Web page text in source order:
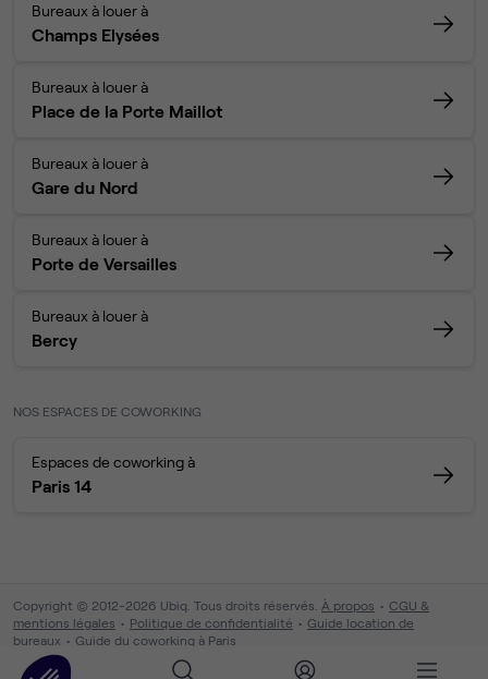
Bureaux à louer à
Champs Elysées
Bureaux à louer à
Place de la Porte Maillot
Bureaux à louer à
Gare du Nord
Bureaux à louer à
Porte de Versailles
Bureaux à louer à
Bercy
NOS ESPACES DE COWORKING
Espaces de coworking à
Paris 14
Copyright © 2012-2026 Ubiq. Tous droits réservés. À propos
CGU &
mentions légales
Politique de confidentialité
Guide location de
bureaux
Guide du coworking à Paris